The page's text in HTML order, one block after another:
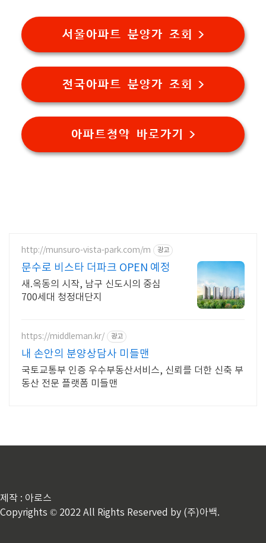
서울아파트 분양가 조회 >
전국아파트 분양가 조회 >
아파트청약 바로가기 >
http://munsuro-vista-park.com/m 광고
문수로 비스타 더파크 OPEN 예정
새.옥동의 시작, 남구 신도시의 중심
700세대 청정대단지
https://middleman.kr/ 광고
내 손안의 분양상담사 미들맨
국토교통부 인증 우수부동산서비스, 신뢰를 더한 신축 부
동산 전문 플랫폼 미들맨
제작 : 아로스
Copyrights © 2022 All Rights Reserved by (주)아백.